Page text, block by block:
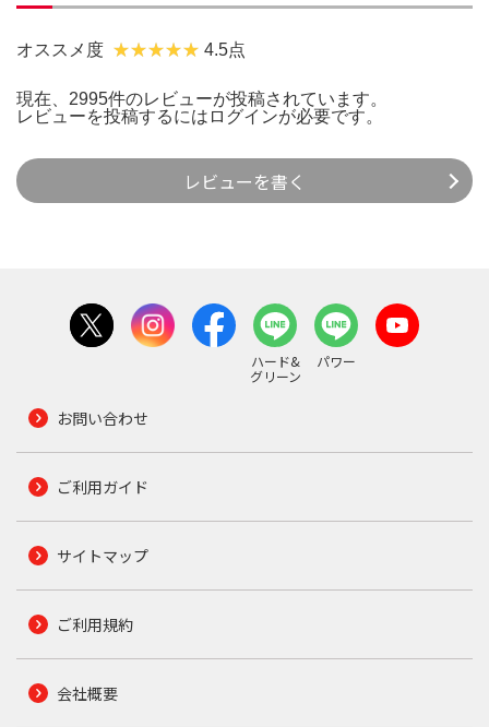
オススメ度 4.5点
現在、2995件のレビューが投稿されています。
レビューを投稿するには ログインが必要です。
レビューを書く
ハード&
グリーン
パワー
お問い合わせ
ご利用ガイド
サイトマップ
ご利用規約
会社概要